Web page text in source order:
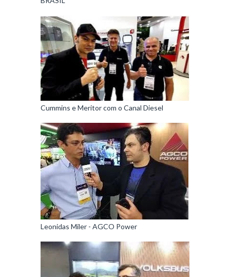
Cummins e Meritor com o Canal Diesel
Leonidas Miler - AGCO Power